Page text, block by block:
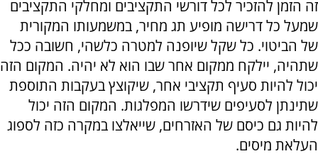
זה הזמן להזכיר לכל דורשי התקציבים ומחלקי התקציבים
שמעל כל דרישה מופיע תג מחיר, במשמעותו המקורית
של הביטוי. כל שקל שיופנה למטרה כלשהי, חשובה ככל
שתהיה, יילקח ממקום אחר שבו הוא לא יהיה. המקום הזה
יכול להיות סעיף תקציבי אחר, שיקוצץ בעקבות התוספת
שתינתן לסעיפים שידרשו המפלגות. המקום הזה יכול
להיות גם כיסם של האזרחים, שייאלצו במקרה כזה לספוג
העלאת מיסים.